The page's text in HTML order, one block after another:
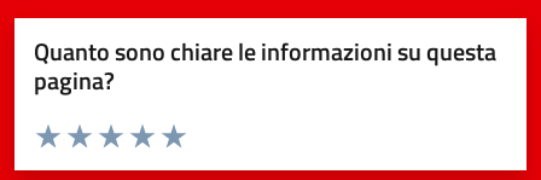
Quanto sono chiare le informazioni su questa
pagina?
Valuta da 1 a 5 stelle la pagina
Valuta 5 stelle su 5
Valuta 4 stelle su 5
Valuta 3 stelle su 5
Valuta 2 stelle su 5
Valuta 1 stelle su 5